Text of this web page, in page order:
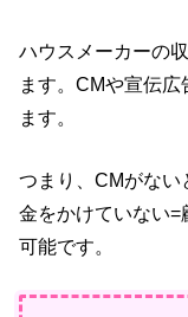
ハウスメーカーの
ます。CMや宣伝
ます。
つまり、CMがない
金をかけていない=
可能です。